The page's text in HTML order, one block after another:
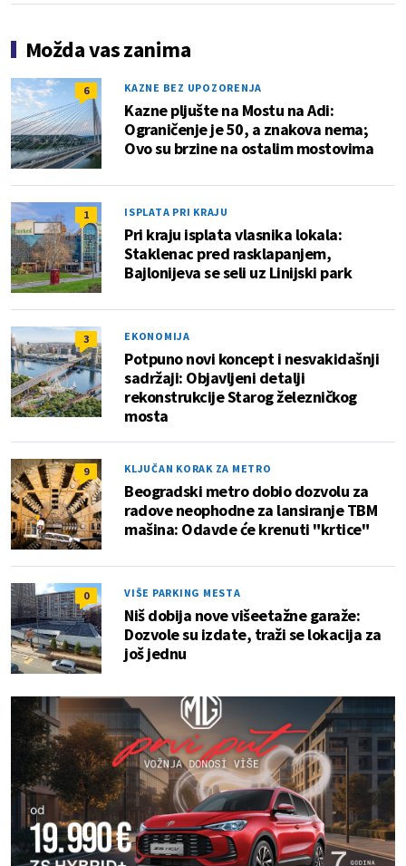
Možda vas zanima
6 KAZNE BEZ UPOZORENJA
Kazne pljušte na Mostu na Adi:
Ograničenje je 50, a znakova nema;
Ovo su brzine na ostalim mostovima
1 ISPLATA PRI KRAJU
Pri kraju isplata vlasnika lokala:
Staklenac pred rasklapanjem,
Bajlonijeva se seli uz Linijski park
3 EKONOMIJA
Potpuno novi koncept i nesvakidašnji
sadržaji: Objavljeni detalji
rekonstrukcije Starog železničkog
mosta
9 KLJUČAN KORAK ZA METRO
Beogradski metro dobio dozvolu za
radove neophodne za lansiranje TBM
mašina: Odavde će krenuti "krtice"
0 VIŠE PARKING MESTA
Niš dobija nove višeetažne garaže:
Dozvole su izdate, traži se lokacija za
još jednu